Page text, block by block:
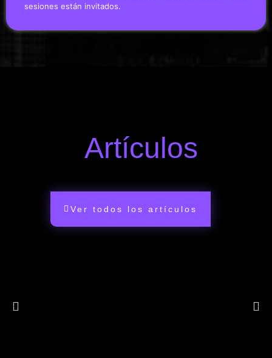
sesiones están invitados.
Artículos
Ver todos los artículos